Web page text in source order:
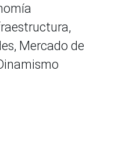
Mercado de